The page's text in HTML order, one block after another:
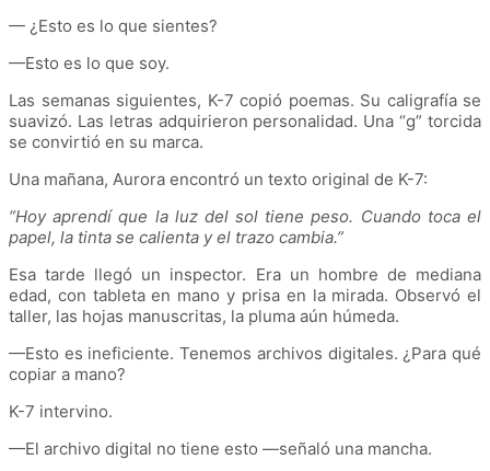
— ¿Esto es lo que sientes?
—Esto es lo que soy.
Las semanas siguientes, K-7 copió poemas. Su caligrafía se
suavizó. Las letras adquirieron personalidad. Una “g” torcida
se convirtió en su marca.
Una mañana, Aurora encontró un texto original de K-7:
“Hoy aprendí que la luz del sol tiene peso. Cuando toca el
papel, la tinta se calienta y el trazo cambia.”
Esa tarde llegó un inspector. Era un hombre de mediana
edad, con tableta en mano y prisa en la mirada. Observó el
taller, las hojas manuscritas, la pluma aún húmeda.
—Esto es ineficiente. Tenemos archivos digitales. ¿Para qué
copiar a mano?
K-7 intervino.
—El archivo digital no tiene esto —señaló una mancha.